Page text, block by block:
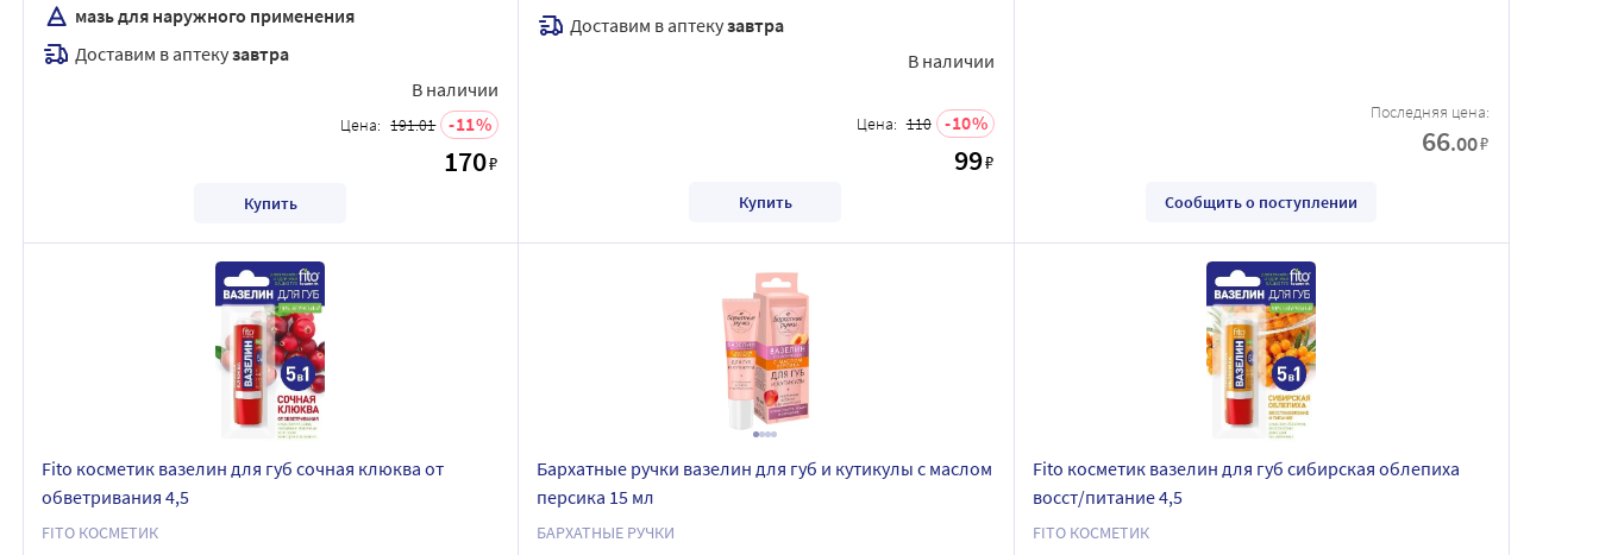
мазь для наружного применения
Доставим в аптекузавтра
В наличии
Цена: 191.01 11
170₽
Купить
Доставим в аптекузавтра
В наличии
Цена: 110 10
99₽
Купить
Последняя цена:
66.00₽
Сообщить о поступлении
Fito косметик вазелин для губ сочная клюква от
обветривания 4,5
FITO КОСМЕТИК
Бархатные ручки вазелин для губ и кутикулы с маслом
персика 15 мл
БАРХАТНЫЕ РУЧКИ
Fito косметик вазелин для губ сибирская облепиха
восст/питание 4,5
FITO КОСМЕТИК